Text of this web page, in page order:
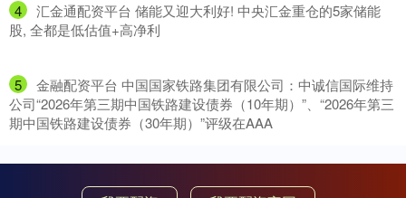
4
​汇金通配资平台 储能又迎大利好! 中央汇金重仓的5家储能
股, 全都是低估值+高净利
5
​金融配资平台 中国国家铁路集团有限公司：中诚信国际维持
公司“2026年第三期中国铁路建设债券（10年期）”、“2026年第三
期中国铁路建设债券（30年期）”评级在AAA